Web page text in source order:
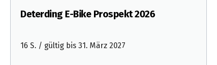
Deterding E-Bike Prospekt 2026
16 S. / gültig bis 31. März 2027